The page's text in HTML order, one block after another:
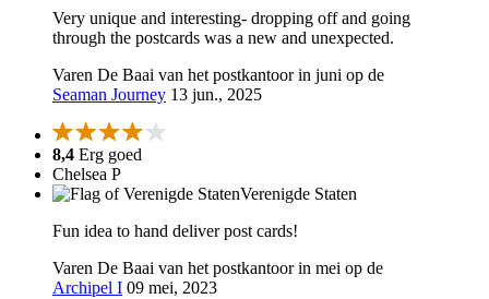
Very unique and interesting- dropping off and going
through the postcards was a new and unexpected.
Varen De Baai van het postkantoor in juni op de
Seaman Journey 13 jun., 2025
8,4 Erg goed
Chelsea P
Verenigde Staten
Fun idea to hand deliver post cards!
Varen De Baai van het postkantoor in mei op de
Archipel I 09 mei, 2023